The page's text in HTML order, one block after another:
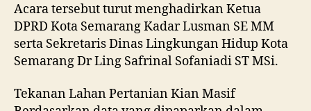
Acara tersebut turut menghadirkan Ketua
DPRD Kota Semarang Kadar Lusman SE MM
serta Sekretaris Dinas Lingkungan Hidup Kota
Semarang Dr Ling Safrinal Sofaniadi ST MSi.
Tekanan Lahan Pertanian Kian Masif